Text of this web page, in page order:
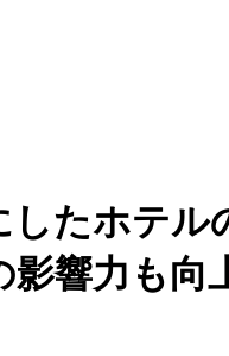
したホテ
影響力も向